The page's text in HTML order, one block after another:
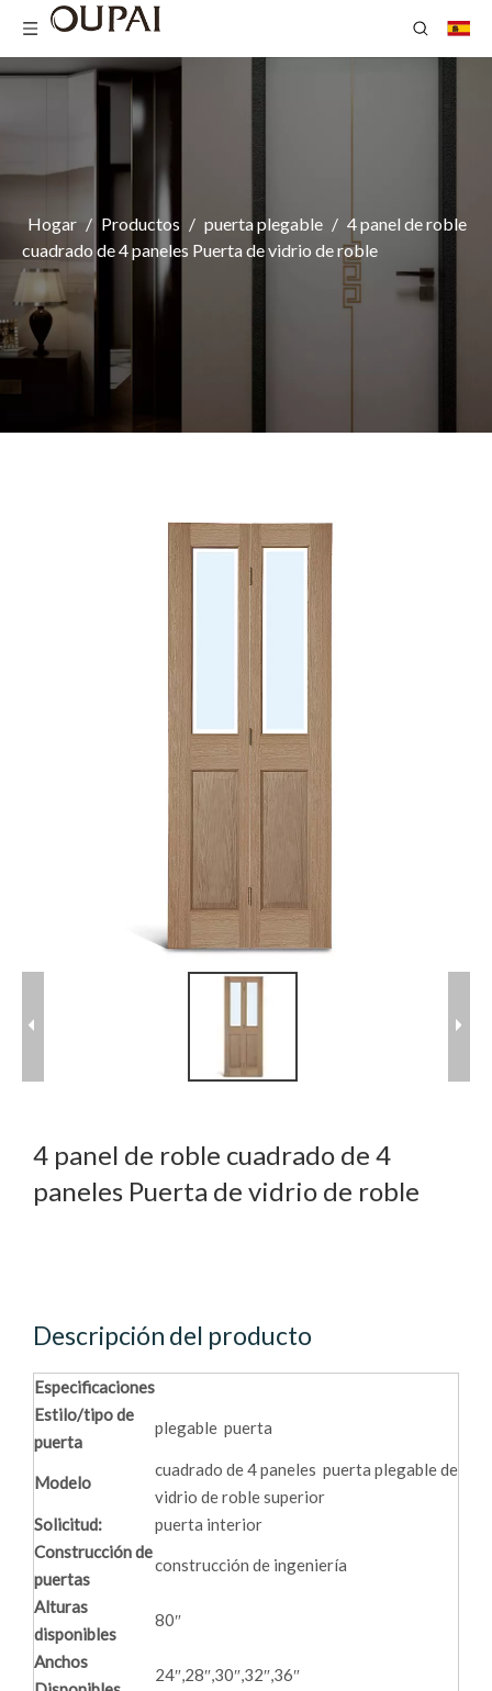
Hogar / Productos / puerta plegable / 4 panel de roble
cuadrado de 4 paneles Puerta de vidrio de roble
4 panel de roble cuadrado de 4
paneles Puerta de vidrio de roble
Descripción del producto
Especificaciones
Estilo/tipo de
puerta
plegable puerta
Modelo
cuadrado de 4 paneles puerta plegable de
vidrio de roble superior
Solicitud:
puerta interior
Construcción de
puertas
construcción de ingeniería
Alturas
disponibles
80″
Anchos
24″,28″,30″,32″,36″